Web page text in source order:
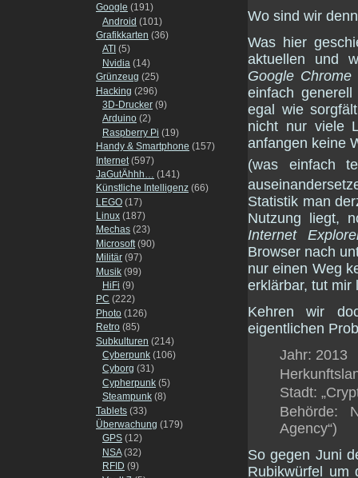
Google (191)
Android (101)
Grafikkarten (36)
ATI (5)
Nvidia (14)
Grünzeug (25)
Hacking (296)
3D-Drucker (9)
Arduino (2)
Raspberry Pi (19)
Handy & Smartphone (157)
Internet (597)
JaGutÄhhh… (141)
Künstliche Intelligenz (66)
LEGO (17)
Linux (187)
Mechas (23)
Microsoft(90)
Militär (97)
Musik (99)
HiFi (9)
PC (222)
Photo (126)
Retro (85)
Subkulturen (214)
Cyberpunk (106)
Cyborg (31)
Cypherpunk (5)
Steampunk (8)
Tablets (33)
Überwachung (179)
GPS (12)
NSA(32)
RFID (9)
Wo sind wir
Was hier
aktuellen und
Google Chrome
einfach
egal wie
nicht nur viele
anfangen keine
(was einfach
Statistik man
Nutzung liegt,
Internet
Browser nach
nur einen Weg
erklärbar, tut mir
Kehren wir
eigentlichen
Jahr: 2013
Stadt:
Behörde:
Agency“)
So gegen Juni
Rubikwürfel um